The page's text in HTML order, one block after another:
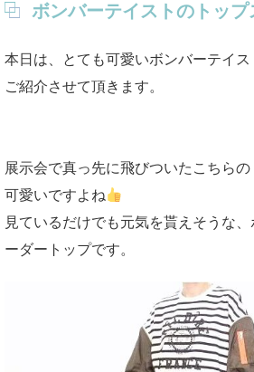
ボンバーテイストのトップ
本日は、とても可愛いボンバーテイ
ご紹介させて頂きます。
展示会で真っ先に飛びついたこちらの
可愛いですよね
見ているだけでも元気を貰えそうな
ーダートップです。